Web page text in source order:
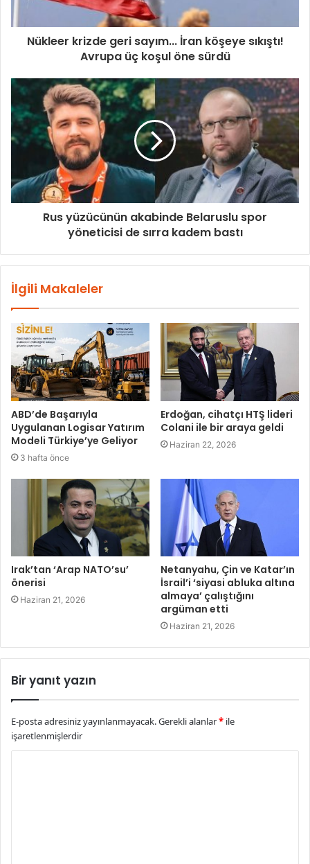
Nükleer krizde geri sayım... İran köşeye sıkıştı!
Avrupa üç koşul öne sürdü
Rus yüzücünün akabinde Belaruslu spor
yöneticisi de sırra kadem bastı
İlgili Makaleler
ABD’de Başarıyla
Uygulanan Logisar Yatırım
Modeli Türkiye’ye Geliyor
3 hafta önce
Erdoğan, cihatçı HTŞ lideri
Colani ile bir araya geldi
Haziran 22, 2026
Irak’tan ‘Arap NATO’su’
önerisi
Haziran 21, 2026
Netanyahu, Çin ve Katar’ın
İsrail’i ‘siyasi abluka altına
almaya’ çalıştığını
argüman etti
Haziran 21, 2026
Bir yanıt yazın
E-posta adresiniz yayınlanmayacak.Gerekli alanlar* ile
işaretlenmişlerdir